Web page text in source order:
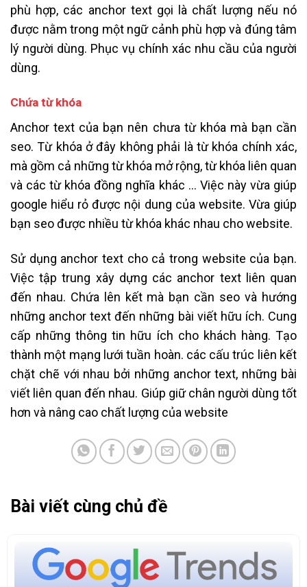
phù hợp, các anchor text gọi là chất lượng nếu nó
được nằm trong một ngữ cảnh phù hợp và đúng tâm
lý người dùng. Phục vụ chính xác nhu cầu của người
dùng.
Chứa từ khóa
Anchor text của bạn nên chưa từ khóa mà bạn cần
seo. Từ khóa ở đây không phải là từ khóa chính xác,
mà gồm cả những từ khóa mở rộng, từ khóa liên quan
và các từ khóa đồng nghĩa khác … Việc này vừa giúp
google hiểu rỏ được nội dung của website. Vừa giúp
bạn seo được nhiều từ khóa khác nhau cho website.
Sử dụng anchor text cho cả trong website của bạn.
Việc tập trung xây dựng các anchor text liên quan
đến nhau. Chứa lên kết mà bạn cần seo và hướng
những anchor text đến những bài viết hữu ích. Cung
cấp những thông tin hữu ích cho khách hàng. Tạo
thành một mạng lưới tuần hoàn. các cấu trúc liên kết
chặt chẽ với nhau bởi những anchor text, những bài
viết liên quan đến nhau. Giúp giữ chân người dùng tốt
hơn và nâng cao chất lượng của website
Bài viết cùng chủ đề